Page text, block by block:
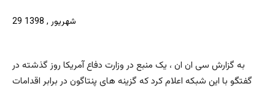
29 شهریور , 1398
به گزارش سی ان ان ، یک منبع در وزارت دفاع آمریکا روز گذشته در
گفتگو با این شبکه اعلام کرد که گزینه های پنتاگون در برابر اقدامات